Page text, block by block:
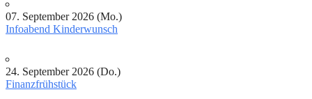
07. September 2026 (Mo.)
Infoabend Kinderwunsch
24. September 2026 (Do.)
Finanzfrühstück